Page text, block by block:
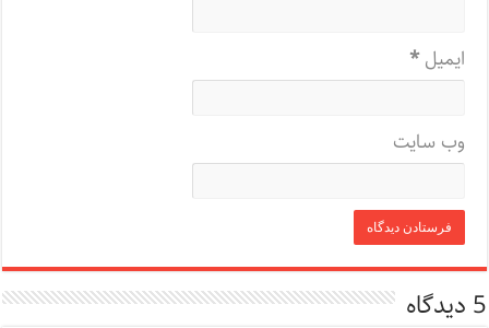
ایمیل*
وب‌ سایت
5 دیدگاه